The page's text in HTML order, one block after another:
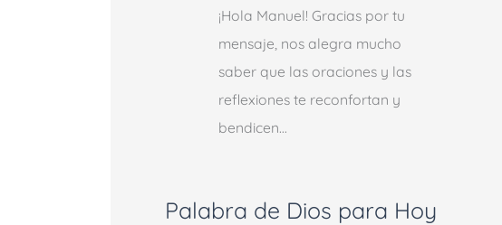
¡Hola Manuel! Gracias por tu
mensaje, nos alegra mucho
saber que las oraciones y las
reflexiones te reconfortan y
bendicen…
Palabra de Dios para Hoy